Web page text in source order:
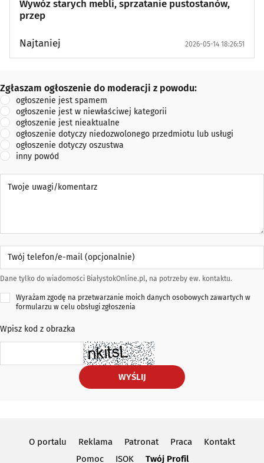
Wywóz starych mebli, sprzatanie pustostanów,
przep
Najtaniej 2026-05-14 18:26:51
Zgłaszam ogłoszenie do moderacji z powodu:
Zgłaszam ogłoszenie do moderacji z powodu:
ogłoszenie jest spamem
ogłoszenie jest w niewłaściwej kategorii
ogłoszenie jest nieaktualne
ogłoszenie dotyczy niedozwolonego przedmiotu lub usługi
ogłoszenie dotyczy oszustwa
inny powód
Twój telefon/e-mail (opcjonalnie)
Dane tylko do wiadomości BiałystokOnline.pl, na potrzeby ew. kontaktu.
Wyrażam zgodę na przetwarzanie moich danych osobowych zawartych w
formularzu w celu obsługi zgłoszenia
Wpisz kod z obrazka
WYŚLIJ
O portalu Reklama Patronat Praca
Kontakt
Pomoc
ISOK Twój Profil